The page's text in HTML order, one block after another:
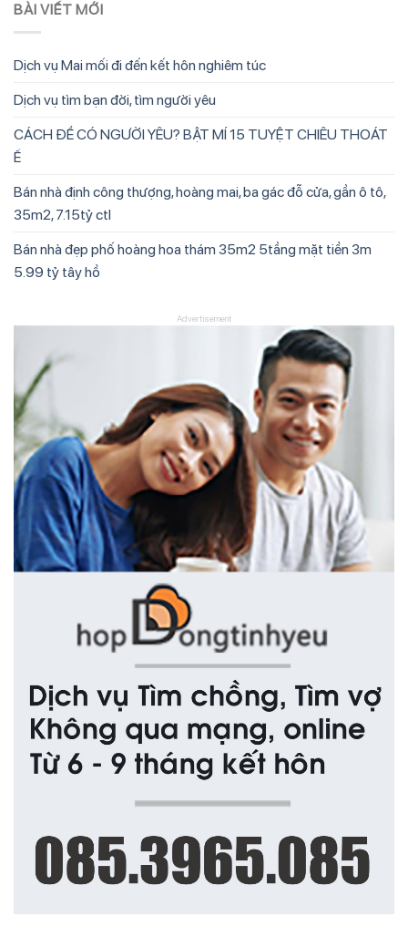
BÀI VIẾT MỚI
Dịch vụ Mai mối đi đến kết hôn nghiêm túc
Dịch vụ tìm bạn đời, tìm người yêu
CÁCH ĐỂ CÓ NGƯỜI YÊU? BẬT MÍ 15 TUYỆT CHIÊU THOÁT
Ế
Bán nhà định công thượng, hoàng mai, ba gác đỗ cửa, gần ô tô,
35m2, 7.15tỷ ctl
Bán nhà đẹp phố hoàng hoa thám 35m2 5tầng mặt tiền 3m
5.99 tỷ tây hồ
Advertisement